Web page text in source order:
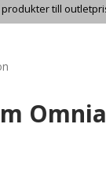
produkter till